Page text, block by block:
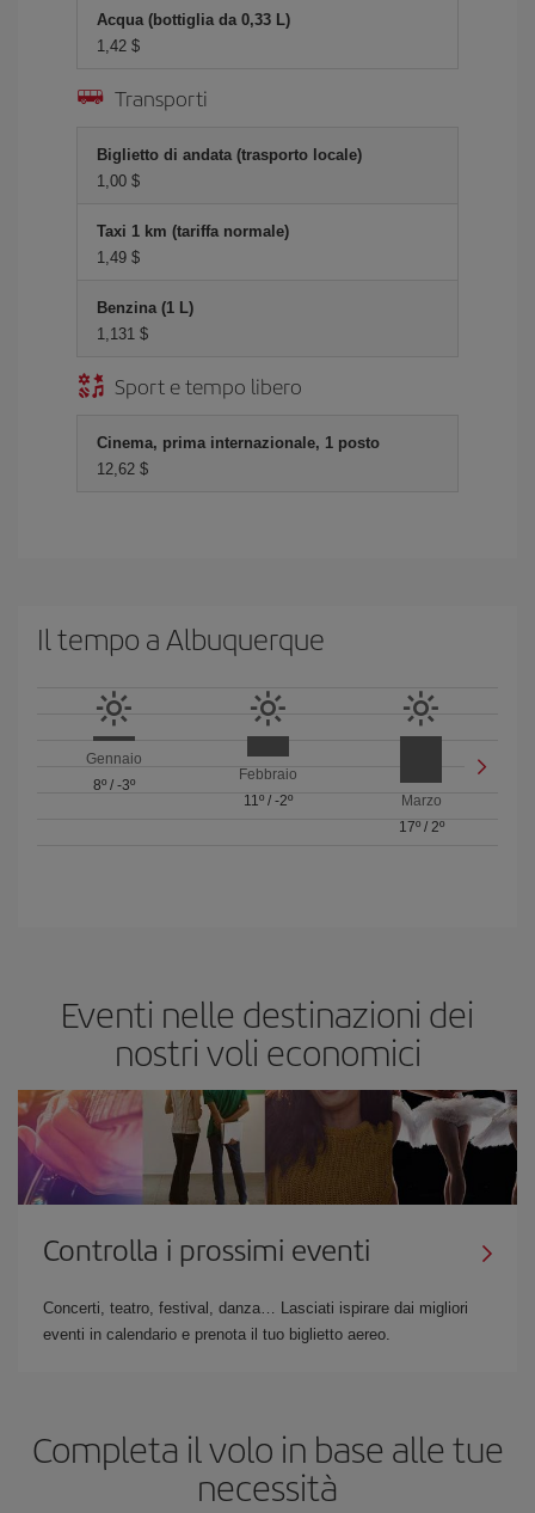
Acqua (bottiglia da 0,33 L)
1,42 $
Transporti
Biglietto di andata (trasporto locale)
1,00 $
Taxi 1 km (tariffa normale)
1,49 $
Benzina (1 L)
1,131 $
Sport e tempo libero
Cinema, prima internazionale, 1 posto
12,62 $
Il tempo a Albuquerque
Gennaio
8º/ -3º
Febbraio
11º/ -2º
Marzo
17º/ 2º
Eventi nelle destinazioni dei
nostri voli economici
Controlla i prossimi eventi
Concerti, teatro, festival, danza… Lasciati ispirare dai migliori
eventi in calendario e prenota il tuo biglietto aereo.
Completa il volo in base alle tue
necessità